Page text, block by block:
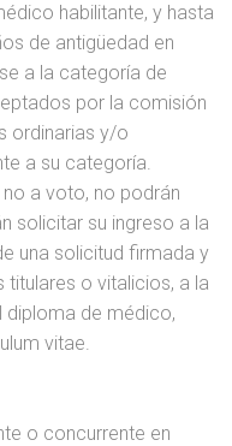
habilitante, y hasta
de antigüedad en
a la categoría de
por la comisión
ordinarias y/o
a su categoría.
a voto, no podrán
solicitar su ingreso a la
una solicitud firmada y
o vitalicios, a la
diploma de médico,
vitae.
o concurrente en